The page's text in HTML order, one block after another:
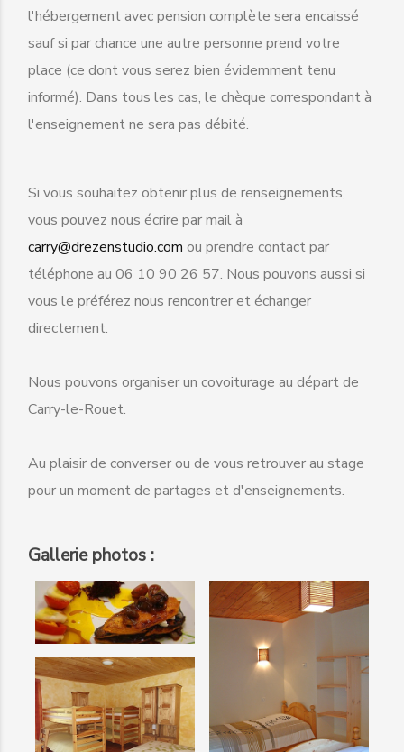
l'hébergement avec pension complète sera encaissé
sauf si par chance une autre personne prend votre
place (ce dont vous serez bien évidemment tenu
informé). Dans tous les cas, le chèque correspondant à
l'enseignement ne sera pas débité.
Si vous souhaitez obtenir plus de renseignements,
vous pouvez nous écrire par mail à
carry@drezenstudio.com ou prendre contact par
téléphone au 06 10 90 26 57. Nous pouvons aussi si
vous le préférez nous rencontrer et échanger
directement.
Nous pouvons organiser un covoiturage au départ de
Carry-le-Rouet.
Au plaisir de converser ou de vous retrouver au stage
pour un moment de partages et d'enseignements.
Gallerie photos :